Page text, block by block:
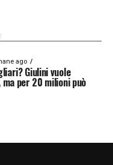
ago
Giulini vuole
per 20 milioni può